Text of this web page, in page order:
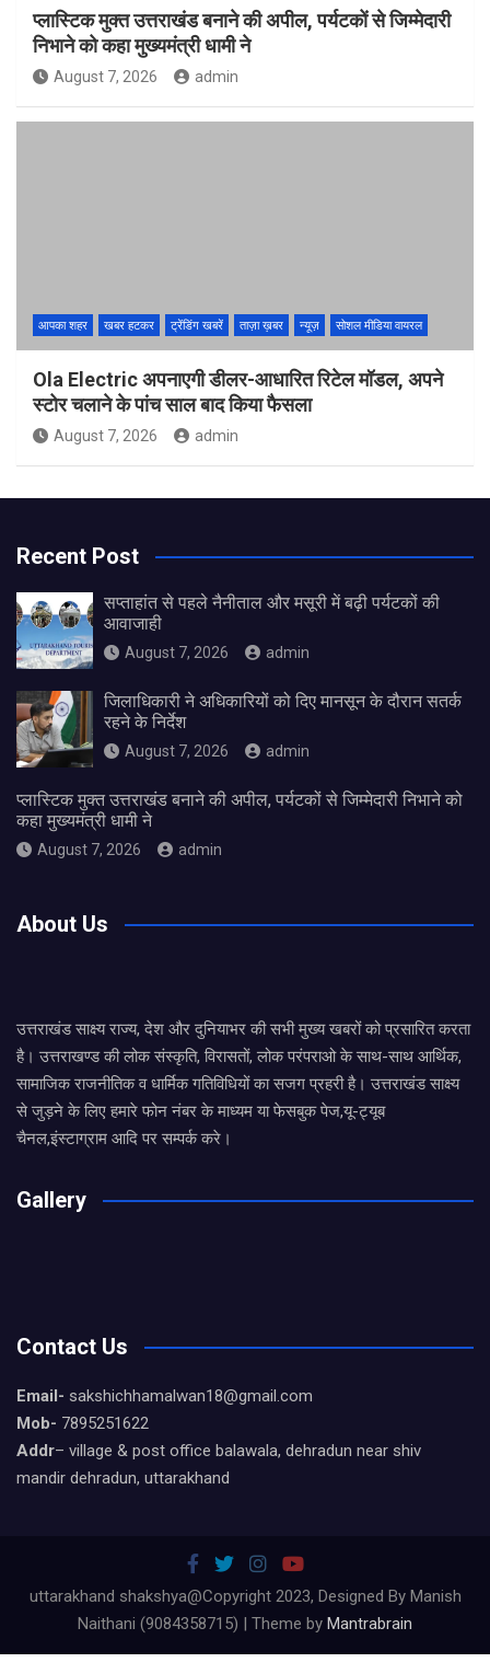
प्लास्टिक मुक्त उत्तराखंड बनाने की अपील, पर्यटकों से जिम्मेदारी
निभाने को कहा मुख्यमंत्री धामी ने
August 7, 2026 admin
आपका शहर खबर हटकर ट्रेंडिंग खबरें ताज़ा ख़बर न्यूज़ सोशल मीडिया वायरल
Ola Electric अपनाएगी डीलर-आधारित रिटेल मॉडल, अपने
स्टोर चलाने के पांच साल बाद किया फैसला
August 7, 2026 admin
Recent Post
सप्ताहांत से पहले नैनीताल और मसूरी में बढ़ी पर्यटकों की
आवाजाही
August 7, 2026 admin
जिलाधिकारी ने अधिकारियों को दिए मानसून के दौरान सतर्क
रहने के निर्देश
August 7, 2026 admin
प्लास्टिक मुक्त उत्तराखंड बनाने की अपील, पर्यटकों से जिम्मेदारी निभाने को
कहा मुख्यमंत्री धामी ने
August 7, 2026 admin
About Us
उत्तराखंड साक्ष्य राज्य, देश और दुनियाभर की सभी मुख्य खबरों को प्रसारित करता
है। उत्तराखण्ड की लोक संस्कृति, विरासतों, लोक परंपराओ के साथ-साथ आर्थिक,
सामाजिक राजनीतिक व धार्मिक गतिविधियों का सजग प्रहरी है। उत्तराखंड साक्ष्य
से जुड़ने के लिए हमारे फोन नंबर के माध्यम या फेसबुक पेज,यू-ट्यूब
चैनल,इंस्टाग्राम आदि पर सम्पर्क करे।
Gallery
Contact Us
Email- sakshichhamalwan18@gmail.com
Mob- 7895251622
Addr– village & post office balawala, dehradun near shiv
mandir dehradun, uttarakhand
uttarakhand shakshya@Copyright 2023, Designed By Manish
Naithani (9084358715) | Theme by Mantrabrain